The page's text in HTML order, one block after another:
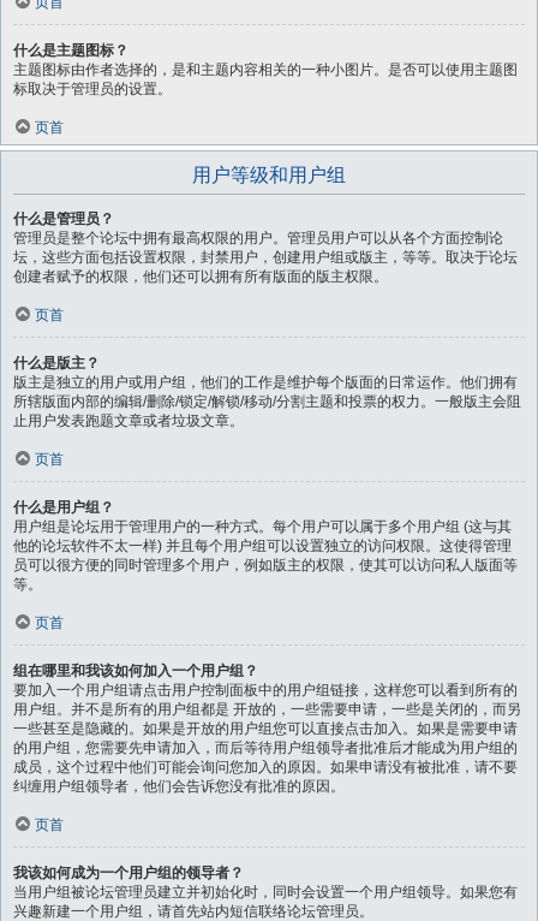
什么是主题图标？
主题图标由作者选择的，是和主题内容相关的一种小图片。是否可以使用主题图
标取决于管理员的设置。
页首
用户等级和用户组
什么是管理员？
管理员是整个论坛中拥有最高权限的用户。管理员用户可以从各个方面控制论
坛，这些方面包括设置权限，封禁用户，创建用户组或版主，等等。取决于论坛
创建者赋予的权限，他们还可以拥有所有版面的版主权限。
页首
什么是版主？
版主是独立的用户或用户组，他们的工作是维护每个版面的日常运作。他们拥有
所辖版面内部的编辑/删除/锁定/解锁/移动/分割主题和投票的权力。一般版主会阻
止用户发表跑题文章或者垃圾文章。
页首
什么是用户组？
用户组是论坛用于管理用户的一种方式。每个用户可以属于多个用户组 (这与其
他的论坛软件不太一样) 并且每个用户组可以设置独立的访问权限。这使得管理
员可以很方便的同时管理多个用户，例如版主的权限，使其可以访问私人版面等
等。
页首
组在哪里和我该如何加入一个用户组？
要加入一个用户组请点击用户控制面板中的用户组链接，这样您可以看到所有的
用户组。并不是所有的用户组都是 开放的，一些需要申请，一些是关闭的，而另
一些甚至是隐藏的。如果是开放的用户组您可以直接点击加入。如果是需要申请
的用户组，您需要先申请加入，而后等待用户组领导者批准后才能成为用户组的
成员，这个过程中他们可能会询问您加入的原因。如果申请没有被批准，请不要
纠缠用户组领导者，他们会告诉您没有批准的原因。
页首
我该如何成为一个用户组的领导者？
当用户组被论坛管理员建立并初始化时，同时会设置一个用户组领导。如果您有
兴趣新建一个用户组，请首先站内短信联络论坛管理员。